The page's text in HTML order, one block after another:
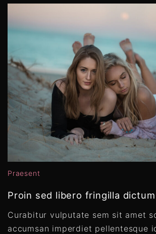
Praesent
Proin sed libero fringilla dictum
Curabitur vulputate sem sit amet
accumsan imperdiet pellentesque